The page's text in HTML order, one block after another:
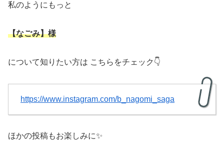
私のようにもっと
【なごみ】様
について知りたい方は こちらをチェック👇
https://www.instagram.com/b_nagomi_saga
ほかの投稿もお楽しみに✨